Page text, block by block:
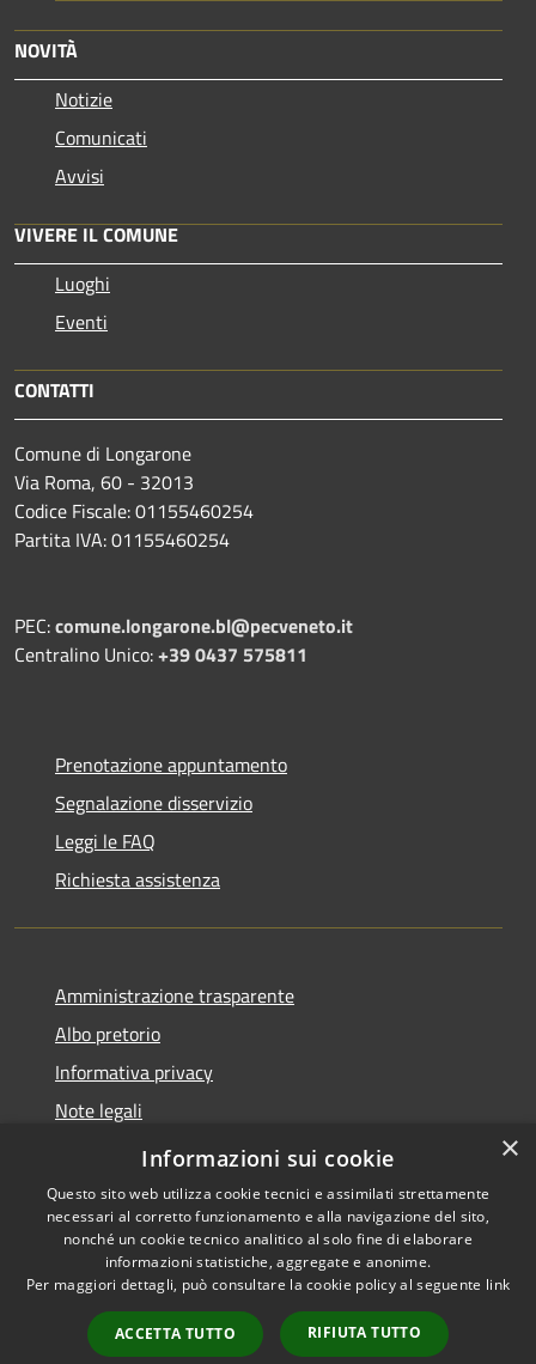
NOVITÀ
Notizie
Comunicati
Avvisi
VIVERE IL COMUNE
Luoghi
Eventi
CONTATTI
Comune di Longarone
Via Roma, 60 - 32013
Codice Fiscale: 01155460254
Partita IVA: 01155460254
PEC:comune.longarone.bl@pecveneto.it
Centralino Unico:+39 0437 575811
Prenotazione appuntamento
Segnalazione disservizio
Leggi le FAQ
Richiesta assistenza
Amministrazione trasparente
Albo pretorio
Informativa privacy
Note legali
Dichiarazione di accessibilità
Accessibilità
Copyright © 2026 • Comune di
Longarone • Powered by
Municipium•
Accesso
redazione
×
Informazioni sui cookie
Questo sito web utilizza cookie tecnici e assimilati strettamente
necessari al corretto funzionamento e alla navigazione del sito,
nonché un cookie tecnico analitico al solo fine di elaborare
informazioni statistiche, aggregate e anonime.
Per maggiori dettagli, può consultare la cookie policy al seguente link
ACCETTA TUTTO RIFIUTA TUTTO